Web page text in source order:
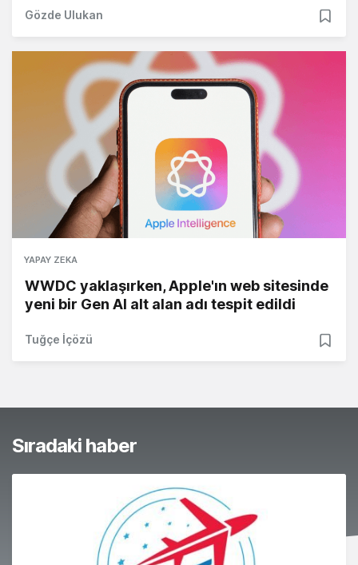
Gözde Ulukan
YAPAY ZEKA
WWDC yaklaşırken, Apple'ın web sitesinde
yeni bir Gen AI alt alan adı tespit edildi
Tuğçe İçözü
Sıradaki haber